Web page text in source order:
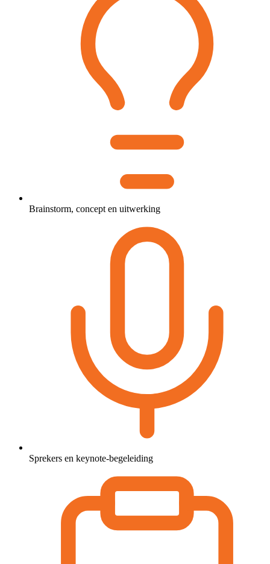
Brainstorm, concept en uitwerking
Sprekers en keynote-begeleiding